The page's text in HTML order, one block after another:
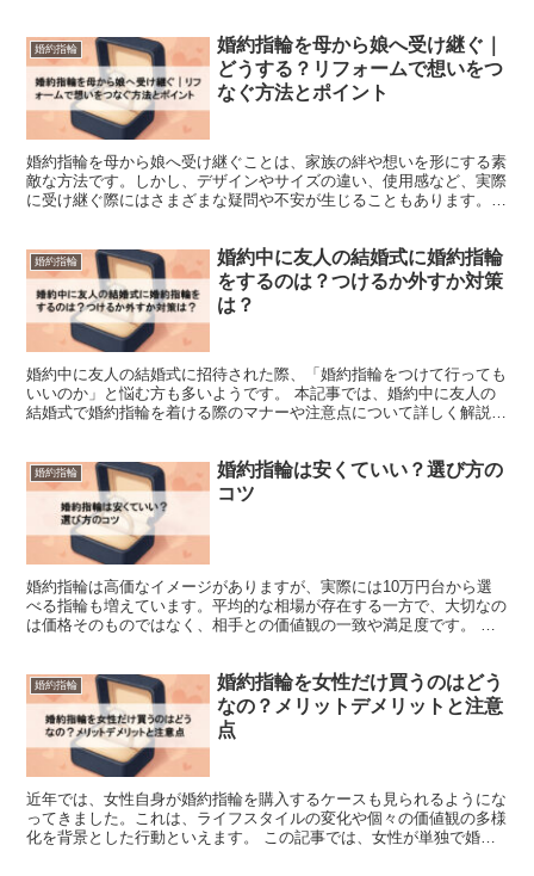
婚約指輪
婚約指輪を母から娘へ受け継ぐ｜
どうする？リフォームで想いをつ
なぐ方法とポイント
婚約指輪を母から娘へ受け継ぐことは、家族の絆や想いを形にする素
敵な方法です。しかし、デザインやサイズの違い、使用感など、実際
に受け継ぐ際にはさまざまな疑問や不安が生じることもあります。こ
婚約指輪
婚約中に友人の結婚式に婚約指輪
をするのは？つけるか外すか対策
は？
婚約中に友人の結婚式に招待された際、「婚約指輪をつけて行っても
いいのか」と悩む方も多いようです。 本記事では、婚約中に友人の
結婚式で婚約指輪を着ける際のマナーや注意点について詳しく解説し
婚約指輪
婚約指輪は安くていい？選び方の
コツ
婚約指輪は高価なイメージがありますが、実際には10万円台から選
べる指輪も増えています。平均的な相場が存在する一方で、大切なの
は価格そのものではなく、相手との価値観の一致や満足度です。 本
婚約指輪
婚約指輪を女性だけ買うのはどう
なの？メリットデメリットと注意
点
近年では、女性自身が婚約指輪を購入するケースも見られるようにな
ってきました。これは、ライフスタイルの変化や個々の価値観の多様
化を背景とした行動といえます。 この記事では、女性が単独で婚約